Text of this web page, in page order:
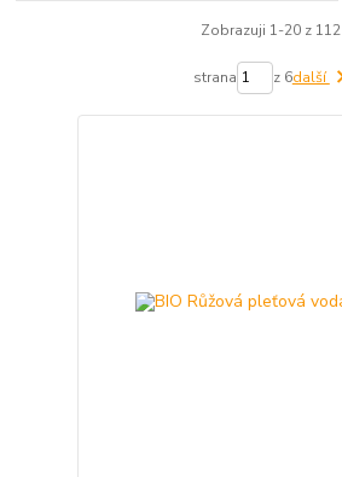
Zobrazuji 1-20 z 112
strana z 6další